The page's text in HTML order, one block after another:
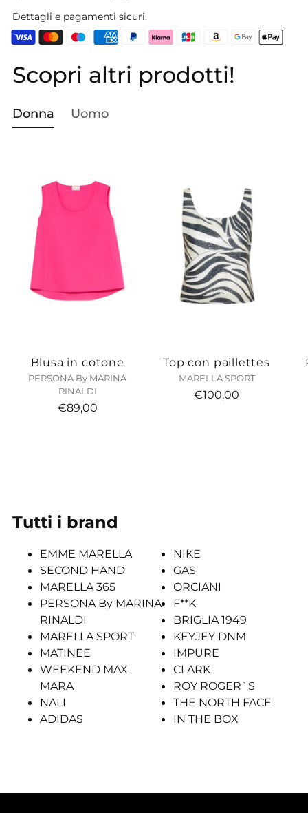
Dettagli e pagamenti sicuri.
Aggiungere
un
al
Scopri altri prodotti!
Donna Uomo
Blusa in cotone
PERSONA By MARINA
RINALDI
€89,00
Top con paillettes
MARELLA SPORT
€100,00
Tutti i brand
EMME MARELLA
SECOND HAND
MARELLA 365
PERSONA By MARINA
RINALDI
MARELLA SPORT
MATINEE
WEEKEND MAX
MARA
NALI
ADIDAS
NIKE
GAS
ORCIANI
F**K
BRIGLIA 1949
KEYJEY DNM
IMPURE
CLARK
ROY ROGER`S
THE NORTH FACE
IN THE BOX